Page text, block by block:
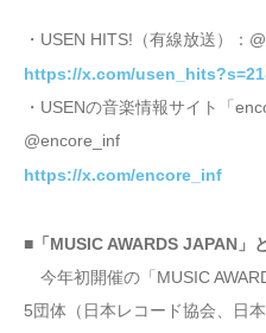
・USEN HITS!（有線放送）：
https://x.com/
・USENの音楽情報サイト「
@encore_inf
https://x.com/encore_inf
■「MUSIC AWARDS JAPAN」
今年初開催の「MUSIC
5団体（日本レコード協会、日